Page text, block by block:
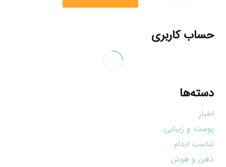
حساب کاربری
دسته‌ها
اخبار
پوست و زیبایی
تناسب اندام
ذهن و هوش